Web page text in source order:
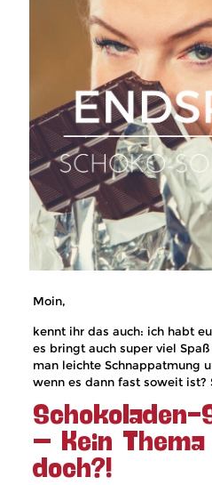
Moin,
kennt ihr das auch: ich habt
es bringt auch super viel
man leichte Schnappatmung
wenn es dann fast soweit ist?
Schokoladen-
– Kein
doch?!